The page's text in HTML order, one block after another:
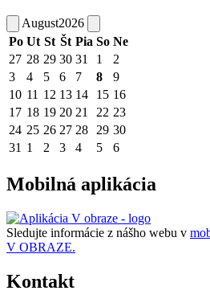
August2026
Po Ut St Št Pia So Ne
27 28 29 30 31 1
2
3
4 5 6 7 8
9
10 11 12 13 14 15 16
17 18 19 20 21 22 23
24 25 26 27 28 29 30
31 1 2 3 4 5 6
Mobilná aplikácia
Sledujte informácie z nášho webu v
V OBRAZE.
Kontakt